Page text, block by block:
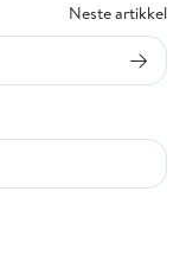
Neste artikkel